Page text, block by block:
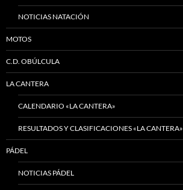
NOTICIAS NATACIÓN
MOTOS
C.D. OBÚLCULA
LA CANTERA
CALENDARIO «LA CANTERA»
RESULTADOS Y CLASIFICACIONES «LA CANTERA»
PÁDEL
NOTICIAS PÁDEL